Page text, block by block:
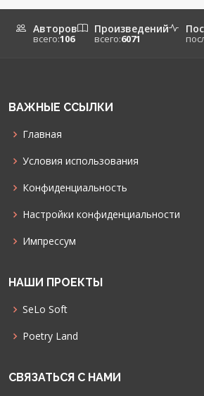
Авторов
всего:106
Произведений
всего:6071
ВАЖНЫЕ ССЫЛКИ
Главная
Условия использования
Конфиденциальность
Настройки конфиденциальности
Импрессум
НАШИ ПРОЕКТЫ
SeLo Soft
Poetry Land
СВЯЗАТЬСЯ С НАМИ